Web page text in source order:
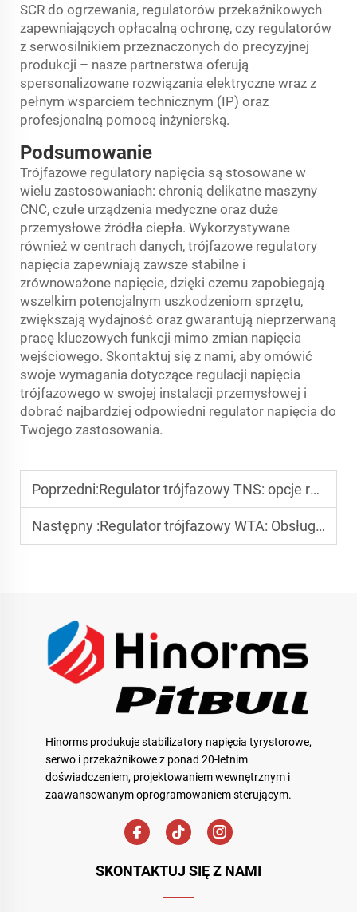
SCR do ogrzewania, regulatorów przekaźnikowych
zapewniających opłacalną ochronę, czy regulatorów
z serwosilnikiem przeznaczonych do precyzyjnej
produkcji – nasze partnerstwa oferują
spersonalizowane rozwiązania elektryczne wraz z
pełnym wsparciem technicznym (IP) oraz
profesjonalną pomocą inżynierską.
Podsumowanie
Trójfazowe regulatory napięcia są stosowane w
wielu zastosowaniach: chronią delikatne maszyny
CNC, czułe urządzenia medyczne oraz duże
przemysłowe źródła ciepła. Wykorzystywane
również w centrach danych, trójfazowe regulatory
napięcia zapewniają zawsze stabilne i
zrównoważone napięcie, dzięki czemu zapobiegają
wszelkim potencjalnym uszkodzeniom sprzętu,
zwiększają wydajność oraz gwarantują nieprzerwaną
pracę kluczowych funkcji mimo zmian napięcia
wejściowego. Skontaktuj się z nami, aby omówić
swoje wymagania dotyczące regulacji napięcia
trójfazowego w swojej instalacji przemysłowej i
dobrać najbardziej odpowiedni regulator napięcia do
Twojego zastosowania.
Poprzedni:Regulator trójfazowy TNS: opcje rozbudowy dla rozwijających się firm
Następny :Regulator trójfazowy WTA: Obsługa klienta i wsparcie techniczne
Hinorms produkuje stabilizatory napięcia tyrystorowe,
serwo i przekaźnikowe z ponad 20-letnim
doświadczeniem, projektowaniem wewnętrznym i
zaawansowanym oprogramowaniem sterującym.
SKONTAKTUJ SIĘ Z NAMI